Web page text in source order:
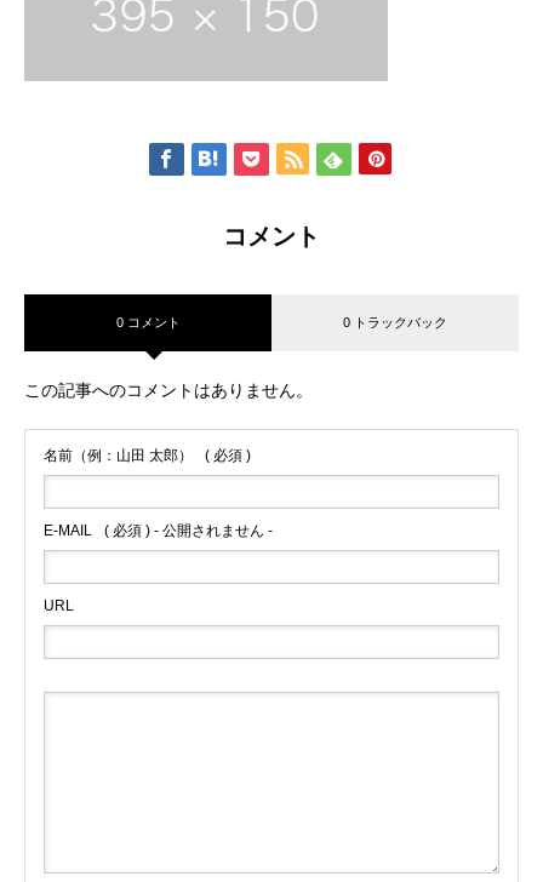
コメント
0 コメント 0 トラックバック
この記事へのコメントはありません。
名前（例：山田 太郎） ( 必須 )
E-MAIL ( 必須 ) - 公開されません -
URL